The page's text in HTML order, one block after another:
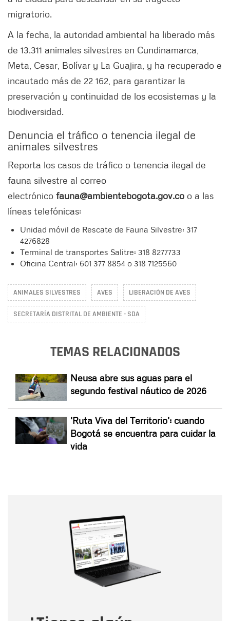
migratorio.
A la fecha, la autoridad ambiental ha liberado más
de 13.311 animales silvestres en Cundinamarca,
Meta, Cesar, Bolívar y La Guajira, y ha recuperado e
incautado más de 22 162, para garantizar la
preservación y continuidad de los ecosistemas y la
biodiversidad.
Denuncia el tráfico o tenencia ilegal de
animales silvestres
Reporta los casos de tráfico o tenencia ilegal de
fauna silvestre al correo
electrónico fauna@ambientebogota.gov.co o a las
líneas telefónicas:
Unidad móvil de Rescate de Fauna Silvestre: 317
4276828
Terminal de transportes Salitre: 318 8277733
Oficina Central: 601 377 8854 o 318 7125560
ANIMALES SILVESTRES AVES LIBERACIÓN DE AVES
SECRETARÍA DISTRITAL DE AMBIENTE - SDA
TEMAS RELACIONADOS
Neusa abre sus aguas para el
segundo festival náutico de 2026
'Ruta Viva del Territorio': cuando
Bogotá se encuentra para cuidar la
vida
Correo electrónico
Tipo de comentario